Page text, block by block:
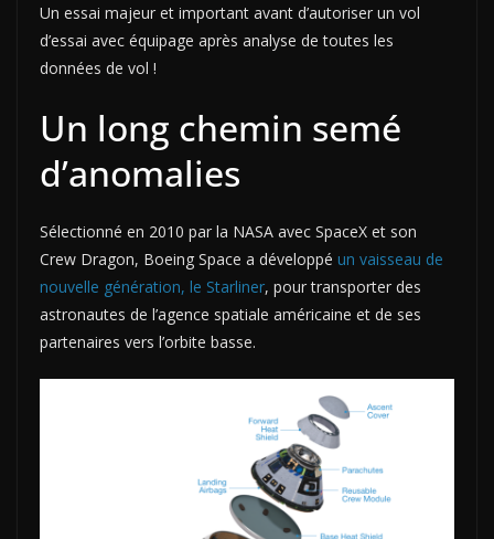
Un essai majeur et important avant d’autoriser un vol
d’essai avec équipage après analyse de toutes les
données de vol !
Un long chemin semé
d’anomalies
Sélectionné en 2010 par la NASA avec SpaceX et son
Crew Dragon, Boeing Space a développé un vaisseau de
nouvelle génération, le Starliner, pour transporter des
astronautes de l’agence spatiale américaine et de ses
partenaires vers l’orbite basse.